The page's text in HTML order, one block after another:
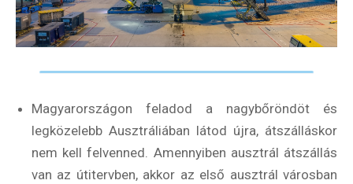
játék -
kockázat
Utazási
poszter
Magyarországon feladod a nagybőröndöt és
legközelebb Ausztráliában látod újra, átszálláskor
nem kell felvenned. Amennyiben ausztrál átszállás
van az útitervben, akkor az első ausztrál városban